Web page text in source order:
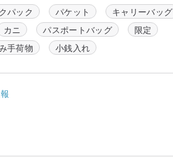
パック パケット キャリーバッグ
カニ パスポートバッグ
限定
手荷物
小銭入れ